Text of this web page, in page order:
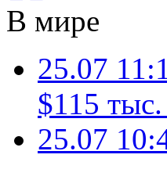
В мире
25.07
$115
25.07